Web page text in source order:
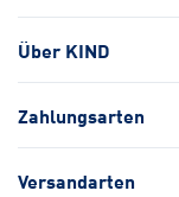
Über KIND
Zahlungsarten
Versandarten